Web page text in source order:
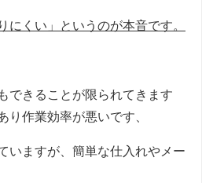
にくい」というのが本音です。
できることが限られてきます
り作業効率が悪いです、
いますが、簡単な仕入れやメー